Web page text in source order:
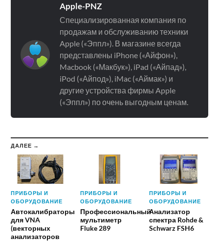
Apple-PNZ
Специализированная компания по
продажам и обслуживанию техники
Apple («Эппл»). В магазине всегда
представлены iPhone («Айфон»),
Macbook («Макбук»), iPad («Айпад»),
iPod («Айпод»), iMac («Аймак») и
другие устройства фирмы Apple
(«Эппл») по очень выгодным ценам.
ДАЛЕЕ →
ПРИБОРЫ И
ОБОРУДОВАНИЕ
Автокалибраторы
для VNA
(векторных
анализаторов
ПРИБОРЫ И
ОБОРУДОВАНИЕ
Профессиональный
мультиметр
Fluke 289
ПРИБОРЫ И
ОБОРУДОВАНИЕ
Анализатор
спектра Rohde &
Schwarz FSH6